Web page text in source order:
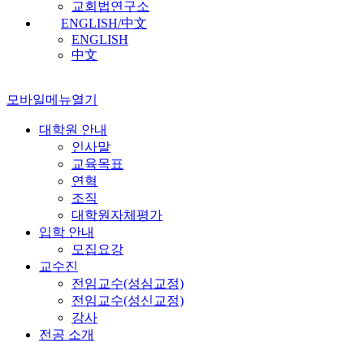
교회법연구소
ENGLISH/中文
ENGLISH
中文
모바일메뉴열기
대학원 안내
인사말
교육목표
연혁
조직
대학원자체평가
입학 안내
모집요강
교수진
전임교수(성심교정)
전임교수(성신교정)
강사
전공 소개